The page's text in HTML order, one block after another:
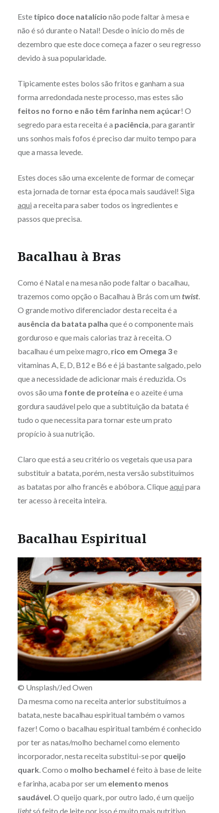
Este típico doce natalício não pode faltar à mesa e
não é só durante o Natal! Desde o início do mês de
dezembro que este doce começa a fazer o seu regresso
devido à sua popularidade.
Tipicamente estes bolos são fritos e ganham a sua
forma arredondada neste processo, mas estes são
feitos no forno e não têm farinha nem açúcar! O
segredo para esta receita é a paciência , para garantir
uns sonhos mais fofos é preciso dar muito tempo para
que a massa levede.
Estes doces são uma excelente de formar de começar
esta jornada de tornar esta época mais saudável! Siga
aqui a receita para saber todos os ingredientes e
passos que precisa.
Bacalhau à Bras
Como é Natal e na mesa não pode faltar o bacalhau,
trazemos como opção o Bacalhau à Brás com um twist.
O grande motivo diferenciador desta receita é a
ausência da batata palha que é o componente mais
gorduroso e que mais calorias traz à receita. O
bacalhau é um peixe magro, rico em Omega 3e
vitaminas A, E, D, B12 e B6 e é já bastante salgado, pelo
que a necessidade de adicionar mais é reduzida. Os
ovos são uma fonte de proteína e o azeite é uma
gordura saudável pelo que a subtituição da batata é
tudo o que necessita para tornar este um prato
propício à sua nutrição.
Claro que está a seu critério os vegetais que usa para
substituir a batata, porém, nesta versão substituímos
as batatas por alho francês e abóbora. Cliqueaqui para
ter acesso à receita inteira.
Bacalhau Espiritual
© Unsplash/Jed Owen
Da mesma como na receita anterior substituímos a
batata, neste bacalhau espiritual também o vamos
fazer! Como o bacalhau espiritual também é conhecido
por ter as natas/molho bechamel como elemento
incorporador, nesta receita substitui-se por queijo
quark. Como o molho bechamel é feito à base de leite
e farinha, acaba por ser um elemento menos
saudável. O queijo quark, por outro lado, é um queijo
lightsó feito de leite por isso é muito mais nutritivo.